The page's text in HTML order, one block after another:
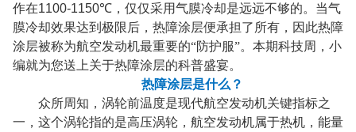
作在1100-1150℃，仅仅采用气膜冷却是远远不够的。当气
膜冷却效果达到极限后，热障涂层便承担了所有，因此热障
涂层被称为航空发动机最重要的“防护服”。本期科技周，小
编就为您送上关于热障涂层的科普盛宴。
热障涂层是什么？
众所周知，涡轮前温度是现代航空发动机关键指标之
一，这个涡轮指的是高压涡轮，航空发动机属于热机，能量